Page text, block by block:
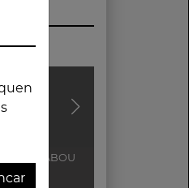
SERRABOU